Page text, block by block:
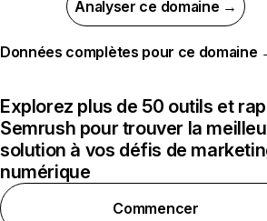
Analyser ce domaine →
Données complètes pour ce domaine
Explorez plus de 50 outils et
Semrush pour trouver la
solution à vos défis de
numérique
Commencer